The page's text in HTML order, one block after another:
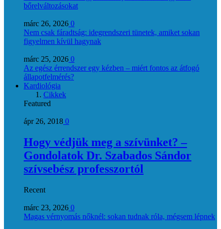
bőrelváltozásokat
márc 26, 2026 0
Nem csak fáradtság: idegrendszeri tünetek, amiket sokan
figyelmen kívül hagynak
márc 25, 2026 0
Az egész érrendszer egy kézben – miért fontos az átfogó
állapotfelmérés?
Kardiológia
Cikkek
Featured
ápr 26, 2018 0
Hogy védjük meg a szívünket? –
Gondolatok Dr. Szabados Sándor
szívsebész professzortól
Recent
márc 23, 2026 0
Magas vérnyomás nőknél: sokan tudnak róla, mégsem lépnek